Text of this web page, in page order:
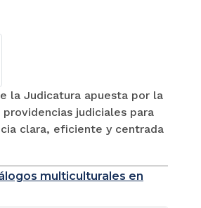
la Judicatura apuesta por la
judiciales para
clara, eficiente y centrada
multiculturales en